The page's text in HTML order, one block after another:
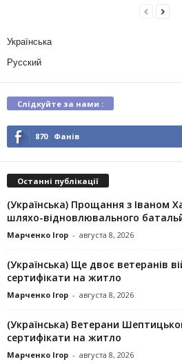
Українська
Русский
Слідкуйте за нами :
870 Фанів
Останні публікації
(Українська) Прощання з Іваном
шляхо-відновлювального
Марченко Ігор - августа 8, 2026
(Українська) Ще двоє ветеранів
сертифікати на житло
Марченко Ігор - августа 8, 2026
(Українська) Ветерани
сертифікати на житло
Марченко Ігор - августа 8, 2026